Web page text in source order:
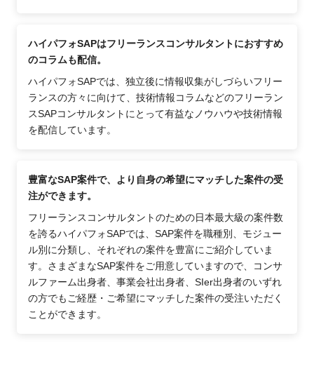
ハイパフォSAPはフリーランスコンサルタントにおすすめ
のコラムも配信。
ハイパフォSAPでは、独立後に情報収集がしづらいフリー
ランスの方々に向けて、技術情報コラムなどのフリーラン
スSAPコンサルタントにとって有益なノウハウや技術情報
を配信しています。
豊富なSAP案件で、より自身の希望にマッチした案件の受
注ができます。
フリーランスコンサルタントのための日本最大級の案件数
を誇るハイパフォSAPでは、SAP案件を職種別、モジュー
ル別に分類し、それぞれの案件を豊富にご紹介していま
す。さまざまなSAP案件をご用意していますので、コンサ
ルファーム出身者、事業会社出身者、SIer出身者のいずれ
の方でもご経歴・ご希望にマッチした案件の受注いただく
ことができます。